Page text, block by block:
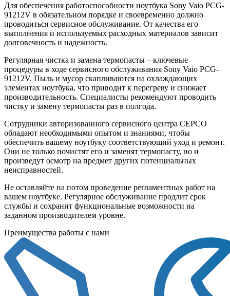
Для обеспечения работоспособности ноутбука Sony Vaio PCG-
91212V в обязательном порядке и своевременно должно
проводиться сервисное обслуживание. От качества его
выполнения и используемых расходных материалов зависит
долговечность и надежность.
Регулярная чистка и замена термопасты – ключевые
процедуры в ходе сервисного обслуживания Sony Vaio PCG-
91212V. Пыль и мусор скапливаются на охлаждающих
элементах ноутбука, что приводит к перегреву и снижает
производительность. Специалисты рекомендуют проводить
чистку и замену термопасты раз в полгода.
Сотрудники авторизованного сервисного центра СЕРСО
обладают необходимыми опытом и знаниями, чтобы
обеспечить вашему ноутбуку соответствующий уход и ремонт.
Они не только почистят его и заменят термопасту, но и
произведут осмотр на предмет других потенциальных
неисправностей.
Не оставляйте на потом проведение регламентных работ на
вашем ноутбуке. Регулярное обслуживание продлит срок
службы и сохранит функциональные возможности на
заданном производителем уровне.
Преимущества работы с нами